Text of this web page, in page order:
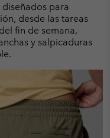
diseñados para
desde las tareas
fin de semana,
y salpicaduras